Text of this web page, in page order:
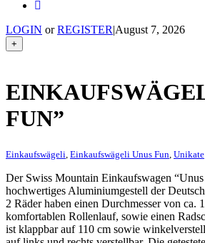
LOGIN orREGISTER|August 7, 2026
+
FUN”
Einkaufswägeli Einkaufswägeli Unus Fun Unikate
Der Swiss Mountain Einkaufswagen “Unus
hochwertiges Aluminiumgestell der
2 Räder haben einen Durchmesser von ca.
komfortablen Rollenlauf, sowie einen
ist klappbar auf 110 cm sowie